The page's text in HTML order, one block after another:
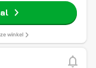
winkel